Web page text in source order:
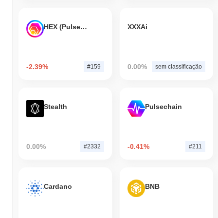
HEX (Pulsechain)
-2.39% #159
XXXAi
0.00% sem classificação
Stealth
0.00% #2332
Pulsechain
-0.41% #211
Cardano BNB